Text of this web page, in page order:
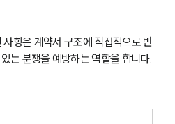
항은 계약서 구조에 직접적으로 반
는 분쟁을 예방하는 역할을 합니다.